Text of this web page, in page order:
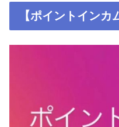
【ポイントイン